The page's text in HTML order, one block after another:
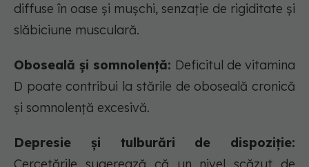
diffuse în oase și mușchi, senzație de rigiditate și
slăbiciune musculară.
Oboseală și somnolență: Deficitul de vitamina
D poate contribui la stările de oboseală cronică
și somnolență excesivă.
Depresie și tulburări de dispoziție: